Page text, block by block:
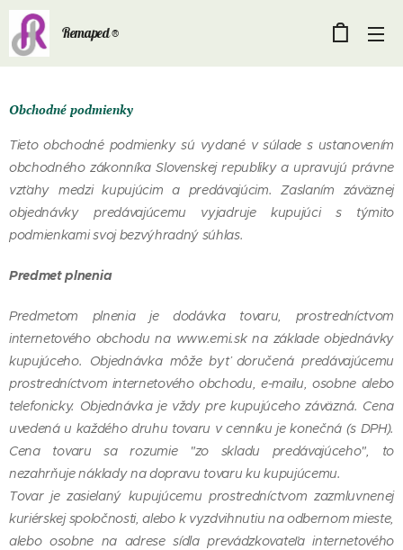
Remaped ®
Obchodné podmienky
Tieto obchodné podmienky sú vydané v súlade s ustanovením
obchodného zákonníka Slovenskej republiky a upravujú právne
vzťahy medzi kupujúcim a predávajúcim. Zaslaním záväznej
objednávky predávajúcemu vyjadruje kupujúci s týmito
podmienkami svoj bezvýhradný súhlas.
Predmet plnenia
Predmetom plnenia je dodávka tovaru, prostredníctvom
internetového obchodu na www.emi.sk na základe objednávky
kupujúceho. Objednávka môže byť doručená predávajúcemu
prostredníctvom internetového obchodu, e-mailu, osobne alebo
telefonicky. Objednávka je vždy pre kupujúceho záväzná. Cena
uvedená u každého druhu tovaru v cenníku je konečná (s DPH).
Cena tovaru sa rozumie "zo skladu predávajúceho", to
nezahrňuje náklady na dopravu tovaru ku kupujúcemu.
Tovar je zasielaný kupujúcemu prostredníctvom zazmluvnenej
kuriérskej spoločnosti, alebo k vyzdvihnutiu na odbernom mieste,
alebo osobne na adrese sídla prevádzkovateľa internetového